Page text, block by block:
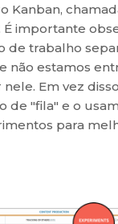
Kanban,
É importante
de trabalho
não estamos
Em vez
de "fila" e o
para